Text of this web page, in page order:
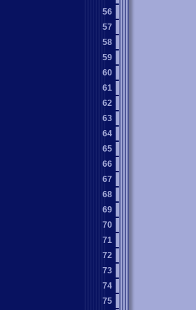
56
57
58
59
60
61
62
63
64
65
66
67
68
69
70
71
72
73
74
75